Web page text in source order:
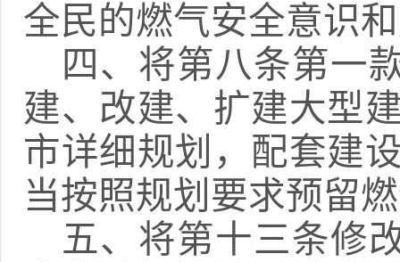
全民的燃气安全意识
四、 将第八条第一
建、改建、扩建大型
市详细规划，配套建
当按照规划要求预留
五、 将第十三条修